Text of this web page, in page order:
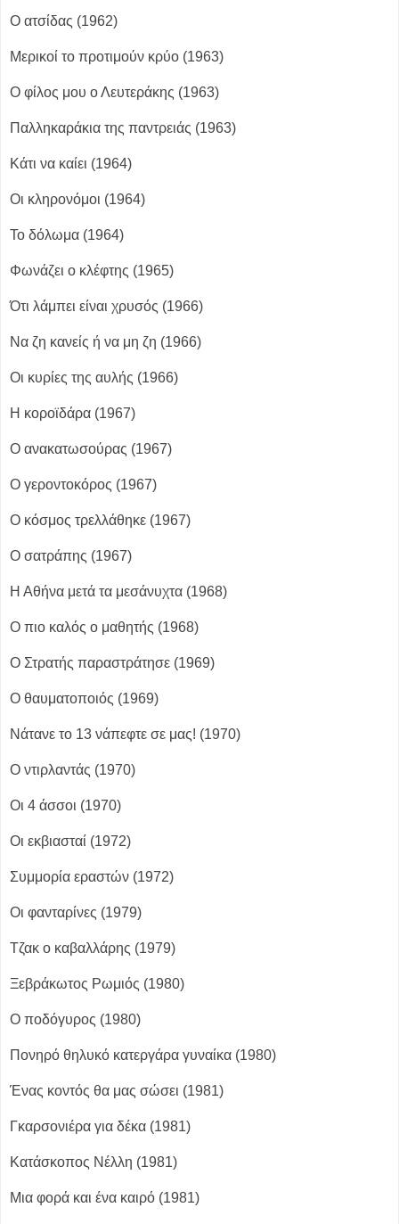
Ο ατσίδας (1962)
Μερικοί το προτιμούν κρύο (1963)
Ο φίλος μου ο Λευτεράκης (1963)
Παλληκαράκια της παντρειάς (1963)
Κάτι να καίει (1964)
Οι κληρονόμοι (1964)
Το δόλωμα (1964)
Φωνάζει ο κλέφτης (1965)
Ότι λάμπει είναι χρυσός (1966)
Να ζη κανείς ή να μη ζη (1966)
Οι κυρίες της αυλής (1966)
Η κοροϊδάρα (1967)
Ο ανακατωσούρας (1967)
Ο γεροντοκόρος (1967)
Ο κόσμος τρελλάθηκε (1967)
Ο σατράπης (1967)
Η Αθήνα μετά τα μεσάνυχτα (1968)
Ο πιο καλός ο μαθητής (1968)
Ο Στρατής παραστράτησε (1969)
Ο θαυματοποιός (1969)
Νάτανε το 13 νάπεφτε σε μας! (1970)
Ο ντιρλαντάς (1970)
Οι 4 άσσοι (1970)
Οι εκβιασταί (1972)
Συμμορία εραστών (1972)
Οι φανταρίνες (1979)
Τζακ ο καβαλλάρης (1979)
Ξεβράκωτος Ρωμιός (1980)
Ο ποδόγυρος (1980)
Πονηρό θηλυκό κατεργάρα γυναίκα (1980)
Ένας κοντός θα μας σώσει (1981)
Γκαρσονιέρα για δέκα (1981)
Κατάσκοπος Νέλλη (1981)
Μια φορά και ένα καιρό (1981)